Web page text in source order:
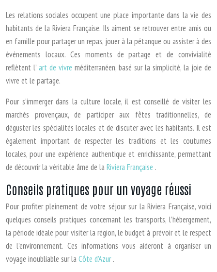
Les relations sociales occupent une place importante dans la vie des
habitants de la Riviera Française. Ils aiment se retrouver entre amis ou
en famille pour partager un repas, jouer à la pétanque ou assister à des
événements locaux. Ces moments de partage et de convivialité
reflètent l’ art de vivre méditerranéen, basé sur la simplicité, la joie de
vivre et le partage.
Pour s’immerger dans la culture locale, il est conseillé de visiter les
marchés provençaux, de participer aux fêtes traditionnelles, de
déguster les spécialités locales et de discuter avec les habitants. Il est
également important de respecter les traditions et les coutumes
locales, pour une expérience authentique et enrichissante, permettant
de découvrir la véritable âme de la Riviera Française .
Conseils pratiques pour un voyage réussi
Pour profiter pleinement de votre séjour sur la Riviera Française, voici
quelques conseils pratiques concernant les transports, l’hébergement,
la période idéale pour visiter la région, le budget à prévoir et le respect
de l’environnement. Ces informations vous aideront à organiser un
voyage inoubliable sur la Côte d’Azur.